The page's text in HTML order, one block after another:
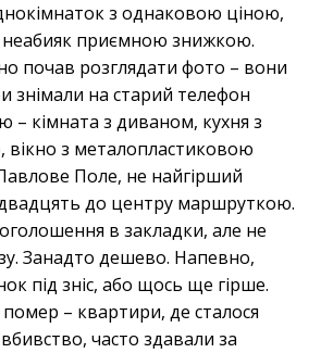
з однаковою ціною,
неабияк приємною знижкою.
почав розглядати фото – вони
знімали на старий телефон
– кімната з диваном, кухня з
з металопластиковою
Поле, не найгірший
до центру маршруткою.
в закладки, але не
Занадто дешево. Напевно,
під зніс, або щось ще гірше.
– квартири, де сталося
часто здавали за